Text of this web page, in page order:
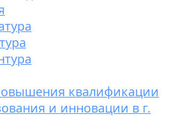
квалификации
и инновации в г.